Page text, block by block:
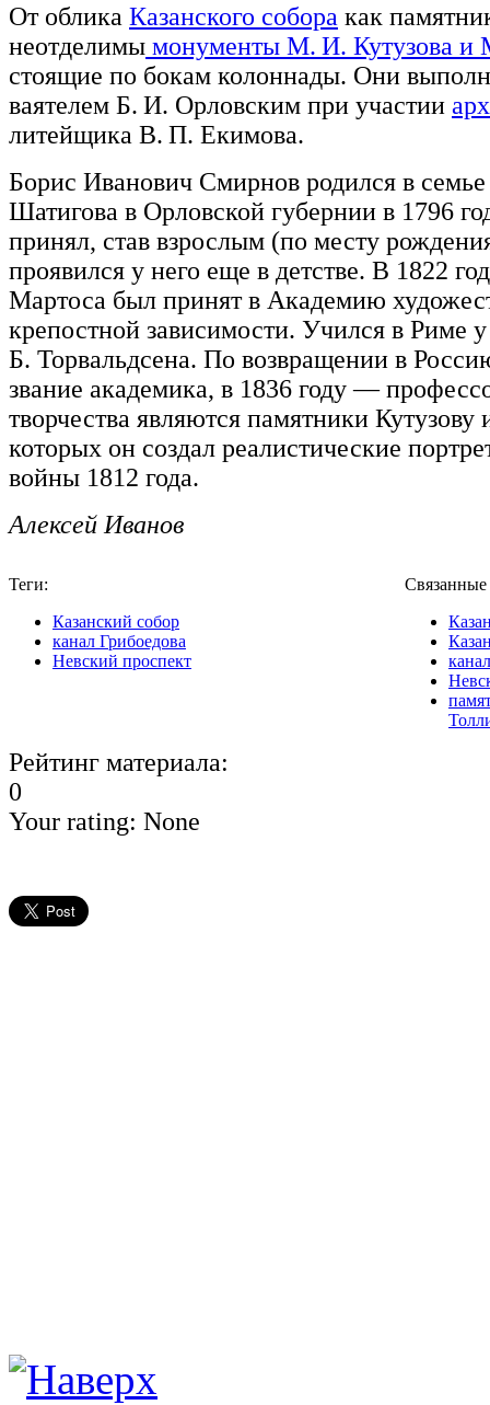
От облика Казанского собора как
неотделимы монументы М. И. Кутузова и
стоящие по бокам колоннады. Они
ваятелем Б. И. Орловским при участии
литейщика В. П. Екимова.
Борис Иванович Смирнов родился в
Шатигова в Орловской губернии в 1796
принял, став взрослым (по месту
проявился у него еще в детстве. В 1822
Мартоса был принят в Академию
крепостной зависимости. Учился в Риме
Б. Торвальдсена. По возвращении в
звание академика, в 1836 году —
творчества являются памятники
которых он создал реалистические
войны 1812 года.
Алексей Иванов
Теги:
Казанский собор
канал Грибоедова
Невский проспект
Рейтинг материала:
0
Your rating: None